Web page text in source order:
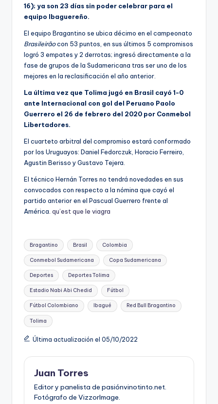
16); ya son 23 días sin poder celebrar para el
equipo Ibaguereño.
El equipo Bragantino se ubica décimo en el campeonato
Brasileirãocon 53 puntos, en sus últimos 5 compromisos
logró 3 empates y 2 derrotas; ingresó directamente a la
fase de grupos de la Sudamericana tras ser uno de los
mejores en la reclasificación el año anterior.
La última vez que Tolima jugó en Brasil cayó 1-0
ante Internacional con gol del Peruano Paolo
Guerrero el 26 de febrero del 2020 por Conmebol
Libertadores.
El cuarteto arbitral del compromiso estará conformado
por los Uruguayos: Daniel Fedorczuk, Horacio Ferreiro,
Agustin Berisso y Gustavo Tejera.
El técnico Hernán Torres no tendrá novedades en sus
convocados con respecto a la nómina que cayó el
partido anterior en el Pascual Guerrero frente al
América. qu’est que le viagra
Etiquetas:
Bragantino Brasil Colombia
Conmebol Sudamericana Copa Sudamericana
Deportes Deportes Tolima
Estadio Nabi Abi Chedid Fútbol
Fútbol Colombiano Ibagué Red Bull Bragantino
Tolima
Última actualización el 05/10/2022
Juan Torres
Editor y panelista de pasiónvinotinto.net.
Fotógrafo de VizzorImage.